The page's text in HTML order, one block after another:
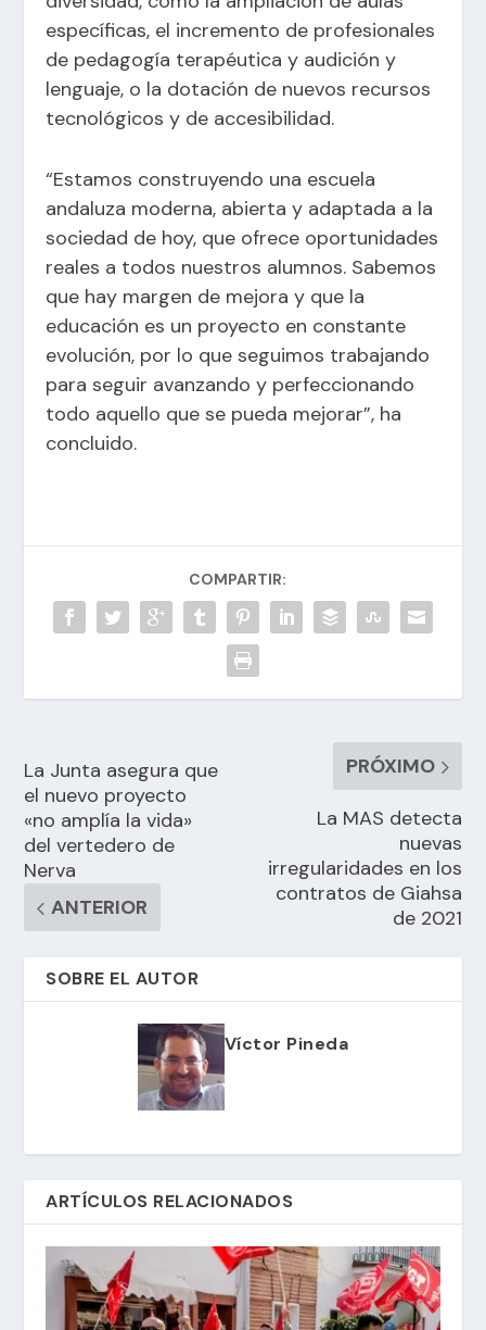
específicas, el incremento de profesionales
de pedagogía terapéutica y audición y
lenguaje, o la dotación de nuevos recursos
tecnológicos y de accesibilidad.
“Estamos construyendo una escuela
andaluza moderna, abierta y adaptada a la
sociedad de hoy, que ofrece oportunidades
reales a todos nuestros alumnos. Sabemos
que hay margen de mejora y que la
educación es un proyecto en constante
evolución, por lo que seguimos trabajando
para seguir avanzando y perfeccionando
todo aquello que se pueda mejorar”, ha
concluido.
COMPARTIR:
La Junta asegura que
el nuevo proyecto
«no amplía la vida»
del vertedero de
Nerva
ANTERIOR
PRÓXIMO
La MAS detecta
nuevas
irregularidades en los
contratos de Giahsa
de 2021
SOBRE EL AUTOR
Víctor Pineda
ARTÍCULOS RELACIONADOS